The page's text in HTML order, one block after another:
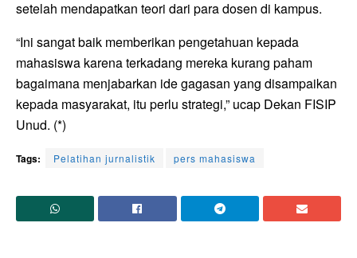
setelah mendapatkan teori dari para dosen di kampus.
“Ini sangat baik memberikan pengetahuan kepada
mahasiswa karena terkadang mereka kurang paham
bagaimana menjabarkan ide gagasan yang disampaikan
kepada masyarakat, itu perlu strategi,” ucap Dekan FISIP
Unud. (*)
Tags: Pelatihan jurnalistik pers mahasiswa